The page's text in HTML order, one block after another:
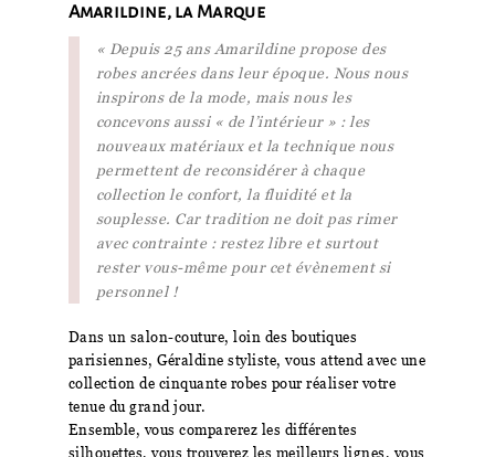
Amarildine, la Marque
« Depuis 25 ans Amarildine propose des
robes ancrées dans leur époque. Nous nous
inspirons de la mode, mais nous les
concevons aussi « de l’intérieur » : les
nouveaux matériaux et la technique nous
permettent de reconsidérer à chaque
collection le confort, la fluidité et la
souplesse. Car tradition ne doit pas rimer
avec contrainte : restez libre et surtout
rester vous-même pour cet évènement si
personnel !
Dans un salon-couture, loin des boutiques
parisiennes, Géraldine styliste, vous attend avec une
collection de cinquante robes pour réaliser votre
tenue du grand jour.
Ensemble, vous comparerez les différentes
silhouettes, vous trouverez les meilleurs lignes, vous